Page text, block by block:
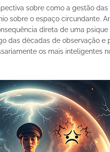
sobre como a gestão
sobre o espaço circundante.
direta de uma
das décadas de observação e
os mais inteligentes